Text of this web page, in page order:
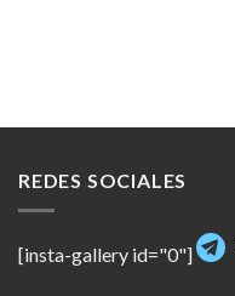
REDES SOCIALES
[insta-gallery id="0"]